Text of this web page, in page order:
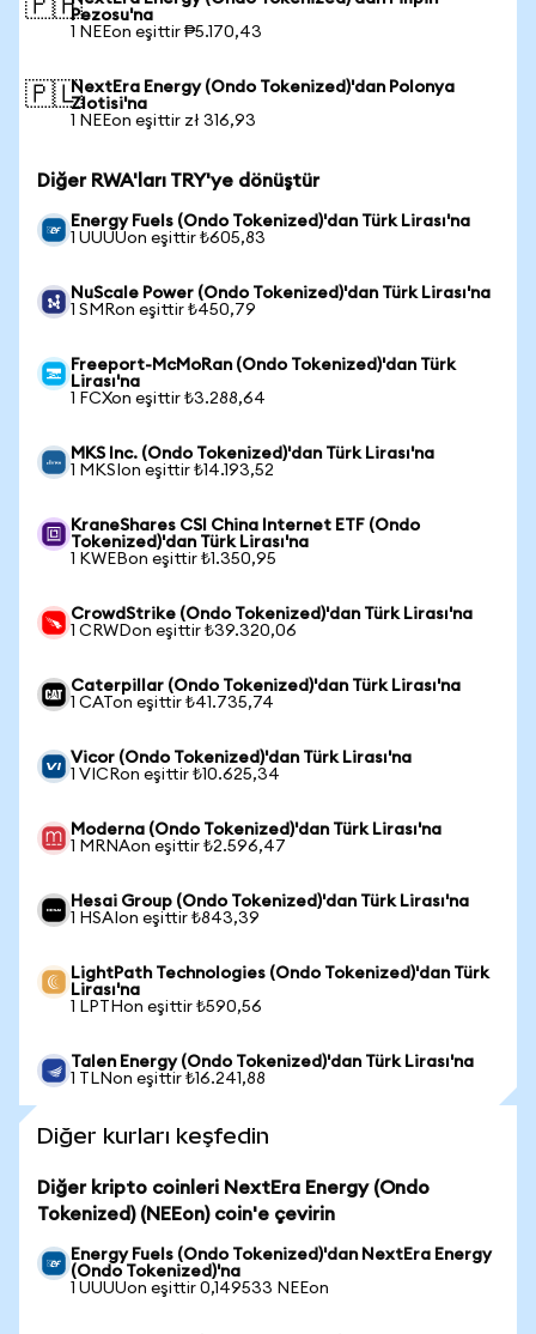
🇵🇭Pezosu'na
1 NEEon eşittir ₱5.170,43
🇵🇱NextEra Energy (Ondo Tokenized)'dan Polonya
Zlotisi'na
1 NEEon eşittir zł 316,93
Diğer RWA'ları TRY'ye dönüştür
Energy Fuels (Ondo Tokenized)'dan Türk Lirası'na
1 UUUUon eşittir ₺605,83
NuScale Power (Ondo Tokenized)'dan Türk Lirası'na
1 SMRon eşittir ₺450,79
Freeport-McMoRan (Ondo Tokenized)'dan Türk
Lirası'na
1 FCXon eşittir ₺3.288,64
MKS Inc. (Ondo Tokenized)'dan Türk Lirası'na
1 MKSIon eşittir ₺14.193,52
KraneShares CSI China Internet ETF (Ondo
Tokenized)'dan Türk Lirası'na
1 KWEBon eşittir ₺1.350,95
CrowdStrike (Ondo Tokenized)'dan Türk Lirası'na
1 CRWDon eşittir ₺39.320,06
Caterpillar (Ondo Tokenized)'dan Türk Lirası'na
1 CATon eşittir ₺41.735,74
Vicor (Ondo Tokenized)'dan Türk Lirası'na
1 VICRon eşittir ₺10.625,34
Moderna (Ondo Tokenized)'dan Türk Lirası'na
1 MRNAon eşittir ₺2.596,47
Hesai Group (Ondo Tokenized)'dan Türk Lirası'na
1 HSAIon eşittir ₺843,39
LightPath Technologies (Ondo Tokenized)'dan Türk
Lirası'na
1 LPTHon eşittir ₺590,56
Talen Energy (Ondo Tokenized)'dan Türk Lirası'na
1 TLNon eşittir ₺16.241,88
Diğer kurları keşfedin
Diğer kripto coinleri NextEra Energy (Ondo
Tokenized) (NEEon) coin'e çevirin
Energy Fuels (Ondo Tokenized)'dan NextEra Energy
(Ondo Tokenized)'na
1 UUUUon eşittir 0,149533 NEEon